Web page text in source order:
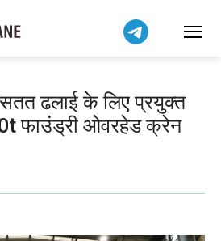
सतत ढलाई के लिए प्रयुक्त
फाउंड्री ओवरहेड क्रेन